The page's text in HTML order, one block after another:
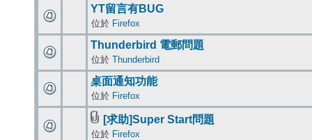
YT留言有BUG
位於 Firefox
Thunderbird 電郵問題
位於 Thunderbird
桌面通知功能
位於 Firefox
[求助]Super Start問題
位於 Firefox